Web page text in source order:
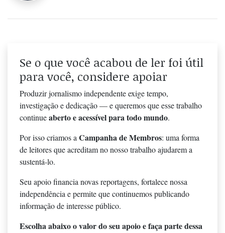
Se o que você acabou de ler foi útil
para você, considere apoiar
Produzir jornalismo independente exige tempo,
investigação e dedicação — e queremos que esse trabalho
continueaberto e acessível para todo mundo.
Por isso criamos aCampanha de Membros: uma forma
de leitores que acreditam no nosso trabalho ajudarem a
sustentá-lo.
Seu apoio financia novas reportagens, fortalece nossa
independência e permite que continuemos publicando
informação de interesse público.
Escolha abaixo o valor do seu apoio e faça parte dessa